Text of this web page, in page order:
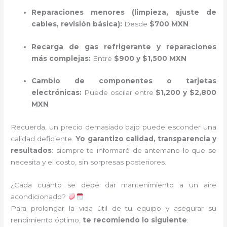
Reparaciones menores (limpieza, ajuste de
cables, revisión básica): Desde $700 MXN
Recarga de gas refrigerante y reparaciones
más complejas: Entre $900 y $1,500 MXN
Cambio de componentes o tarjetas
electrónicas: Puede oscilar entre $1,200 y $2,800
MXN
Recuerda, un precio demasiado bajo puede esconder una
calidad deficiente.Yo garantizo calidad, transparencia y
resultados: siempre te informaré de antemano lo que se
necesita y el costo, sin sorpresas posteriores.
¿Cada cuánto se debe dar mantenimiento a un aire
acondicionado?
Para prolongar la vida útil de tu equipo y asegurar su
rendimiento óptimo, te recomiendo lo siguiente: